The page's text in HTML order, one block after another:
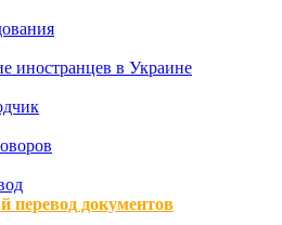
иностранцев в Украине
перевод документов